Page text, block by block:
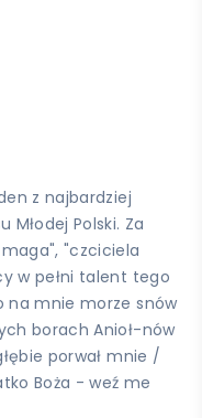
z najbardziej
Polski. Za
"czciciela
w pełni talent tego
na mnie morze snów
borach Anioł-nów
porwał mnie /
Boża - weź me